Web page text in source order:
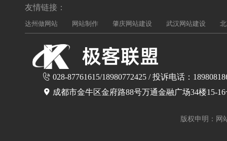
友情链接：
达州做网站 网站制作 肇庆网站建设 武汉网站建设
028-87761615/18980772425 / 投诉电话：
成都市金牛区金府路88号万通金融广场34楼15-
版权申明：网